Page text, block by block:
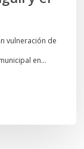
vulneración de
en…